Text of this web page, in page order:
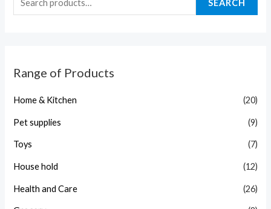
SEARCH
Range of Products
Home & Kitchen (20)
Pet supplies (9)
Toys (7)
House hold (12)
Health and Care (26)